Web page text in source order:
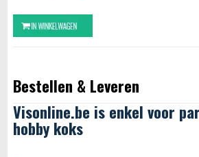
Bestellen & Leveren
Visonline.be is enkel voor
hobby koks